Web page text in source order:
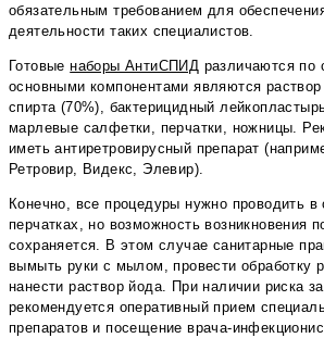
обязательным требованием для
деятельности таких специалистов.
Готовыенаборы АнтиСПИД различаются по
основными компонентами являются
спирта (70%), бактерицидный
марлевые салфетки, перчатки, ножницы.
иметь антиретровирусный препарат
Ретровир, Видекс, Элевир).
Конечно, все процедуры нужно проводить в
перчатках, но возможность возникновения
сохраняется. В этом случае санитарные
вымыть руки с мылом, провести обработку
нанести раствор йода. При наличии риска
рекомендуется оперативный прием
препаратов и посещение врача-